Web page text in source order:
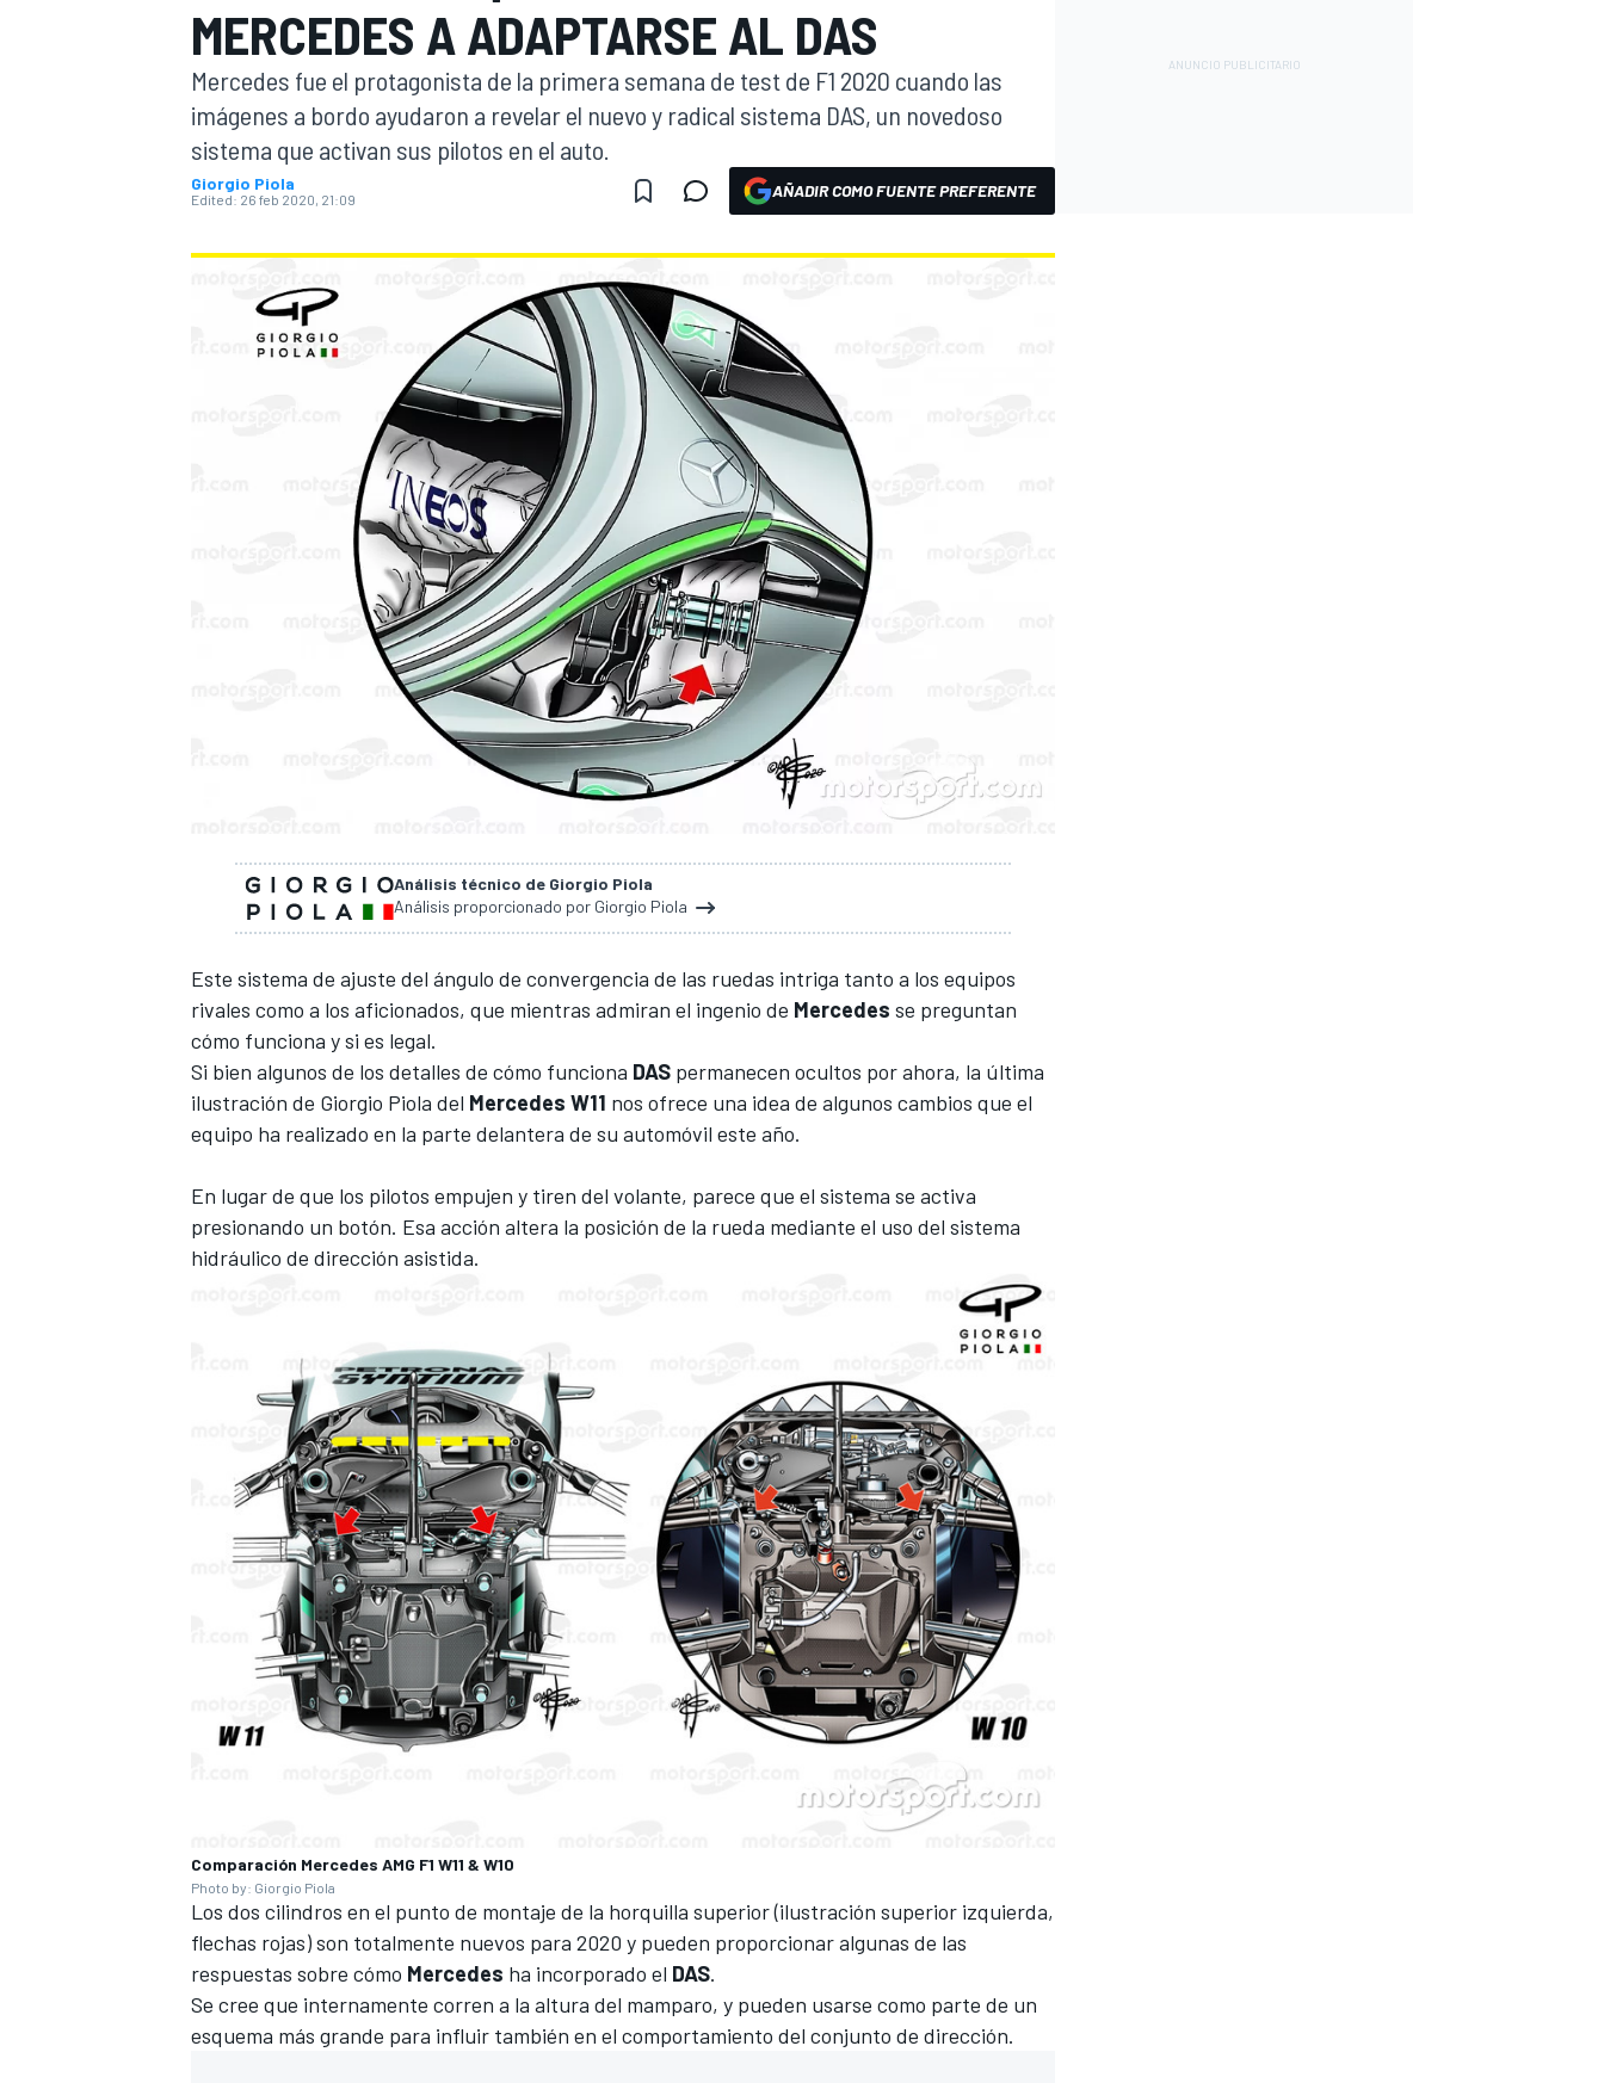
FÓRMULA E MOTO
NASCARINDYCARSPORTSCARRALLYTURISMO
MERCEDES A ADAPTARSE AL DAS
Mercedes fue el protagonista de la primera semana de test de F1 2020 cuando las
imágenes a bordo ayudaron a revelar el nuevo y radical sistema DAS, un novedoso
sistema que activan sus pilotos en el auto.
Giorgio Piola
Edited: 26 feb 2020, 21:09 AÑADIR COMO FUENTE PREFERENTE
Análisis técnico de Giorgio Piola
Análisis proporcionado por Giorgio Piola
Este sistema de ajuste del ángulo de convergencia de las ruedas intriga tanto a los equipos
rivales como a los aficionados, que mientras admiran el ingenio de Mercedes se preguntan
cómo funciona y si es legal.
Si bien algunos de los detalles de cómo funciona DAS permanecen ocultos por ahora, la última
ilustración de Giorgio Piola del Mercedes W11 nos ofrece una idea de algunos cambios que el
equipo ha realizado en la parte delantera de su automóvil este año.
En lugar de que los pilotos empujen y tiren del volante, parece que el sistema se activa
presionando un botón. Esa acción altera la posición de la rueda mediante el uso del sistema
hidráulico de dirección asistida.
Comparación Mercedes AMG F1 W11 & W10
Photo by: Giorgio Piola
Los dos cilindros en el punto de montaje de la horquilla superior (ilustración superior izquierda,
flechas rojas) son totalmente nuevos para 2020 y pueden proporcionar algunas de las
respuestas sobre cómo Mercedes ha incorporado el DAS.
Se cree que internamente corren a la altura del mamparo, y pueden usarse como parte de un
esquema más grande para influir también en el comportamiento del conjunto de dirección.